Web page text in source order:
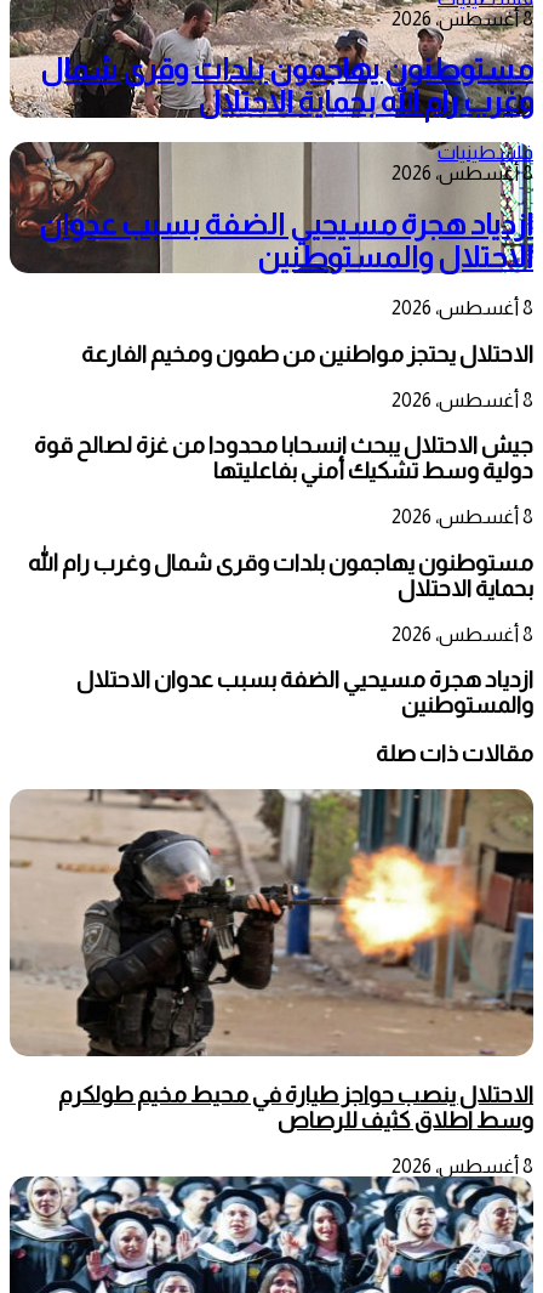
8 أغسطس، 2026
مستوطنون يهاجمون بلدات وقرى شمال
وغرب رام الله بحماية الاحتلال
فلسطينيات
8 أغسطس، 2026
ازدياد هجرة مسيحيي الضفة بسبب عدوان
الاحتلال والمستوطنين
8 أغسطس، 2026
الاحتلال يحتجز مواطنين من طمون ومخيم الفارعة
8 أغسطس، 2026
جيش الاحتلال يبحث انسحابا محدودا من غزة لصالح قوة
دولية وسط تشكيك أمني بفاعليتها
8 أغسطس، 2026
مستوطنون يهاجمون بلدات وقرى شمال وغرب رام الله
بحماية الاحتلال
8 أغسطس، 2026
ازدياد هجرة مسيحيي الضفة بسبب عدوان الاحتلال
والمستوطنين
مقالات ذات صلة
الاحتلال ينصب حواجز طيارة في محيط مخيم طولكرم
وسط اطلاق كثيف للرصاص
8 أغسطس، 2026